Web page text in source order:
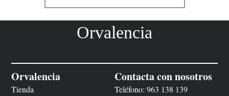
Orvalencia
Orvalencia
Tienda
Contacta con nosotros
Teléfono: 963 138 139